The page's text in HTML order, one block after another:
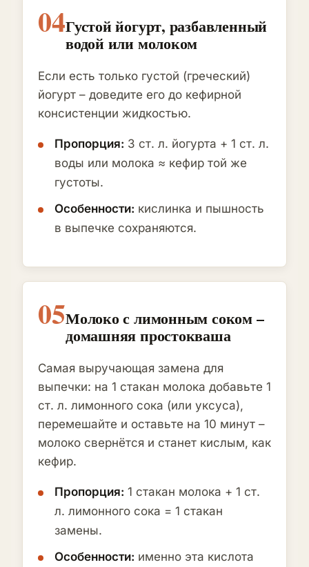
04Густой йогурт, разбавленный
водой или молоком
Если есть только густой (греческий)
йогурт – доведите его до кефирной
консистенции жидкостью.
Пропорция: 3 ст. л. йогурта + 1 ст. л.
воды или молока ≈ кефир той же
густоты.
Особенности: кислинка и пышность
в выпечке сохраняются.
05Молоко с лимонным соком –
домашняя простокваша
Самая выручающая замена для
выпечки: на 1 стакан молока добавьте 1
ст. л. лимонного сока (или уксуса),
перемешайте и оставьте на 10 минут –
молоко свернётся и станет кислым, как
кефир.
Пропорция: 1 стакан молока + 1 ст.
л. лимонного сока = 1 стакан
замены.
Особенности: именно эта кислота